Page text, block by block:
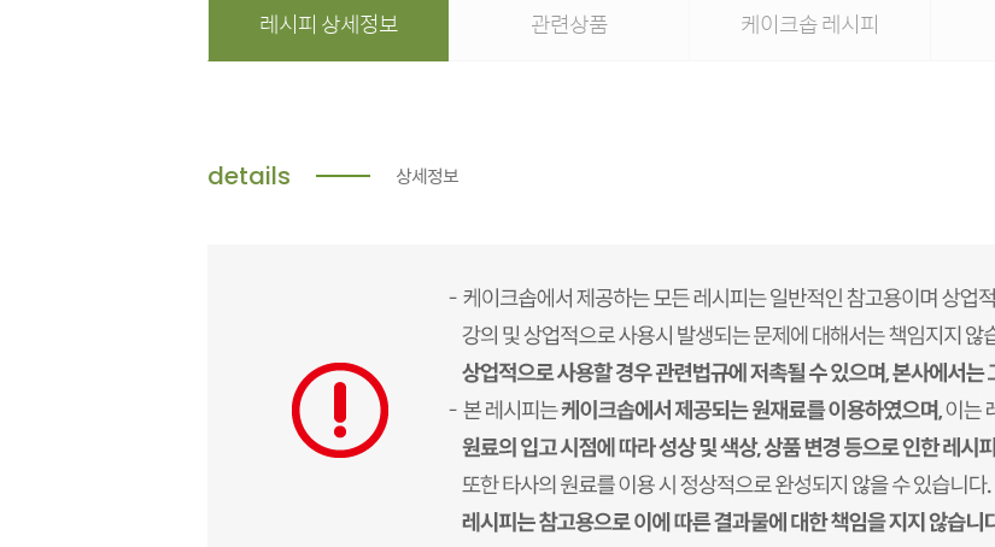
레시피 상세정보 관련상품 케이크솝 레시피
details 상세정보